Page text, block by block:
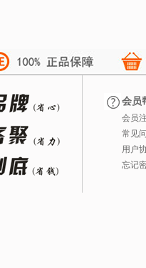
会员
会员
常见
用户
忘记